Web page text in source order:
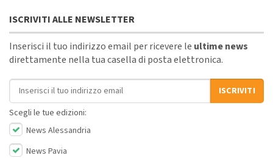
ISCRIVITI ALLE NEWSLETTER
Inserisci il tuo indirizzo email per ricevere le ultime news
direttamente nella tua casella di posta elettronica.
Indirizzo email
ISCRIVITI
Scegli le tue edizioni:
News Alessandria
News Pavia